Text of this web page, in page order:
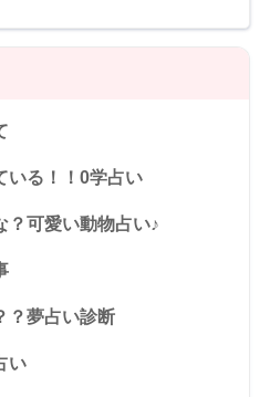
いる！！0学占い
？可愛い動物占い♪
？夢占い診断
い